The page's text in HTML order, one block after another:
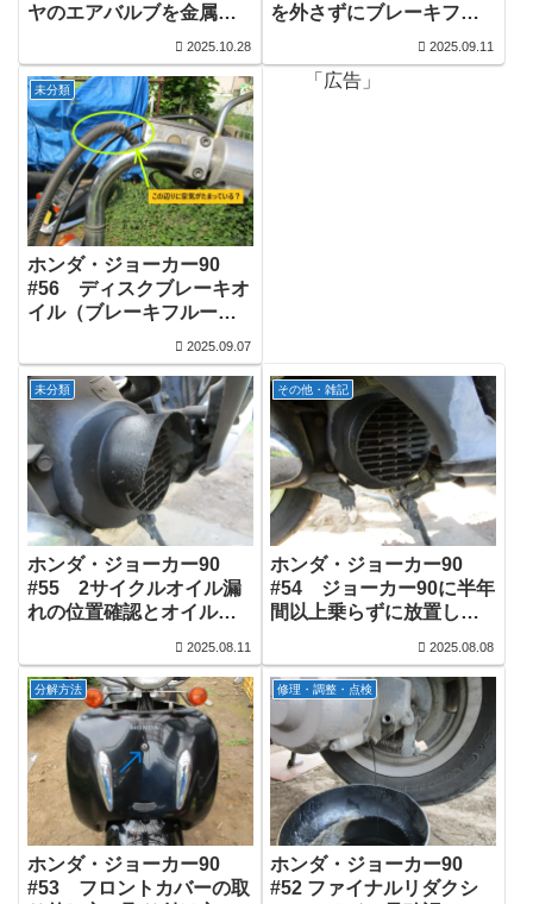
ヤのエアバルブを金属製
た。
2025.10.28
を外さずにブレーキフル
みた！
2025.09.11
未分類
ホンダ・ジョーカー90
#56 ディスクブレーキオ
イル（ブレーキフルー
じさん流）
2025.09.07
「広告」
未分類
ホンダ・ジョーカー90
#55 2サイクルオイル漏
れの位置確認とオイルレ
2025.08.11
その他・雑記
ホンダ・ジョーカー90
#54 ジョーカー90に半年
間以上乗らずに放置して
2025.08.08
分解方法
ホンダ・ジョーカー90
#53 フロントカバーの取
修理・調整・点検
ホンダ・ジョーカー90
#52 ファイナルリダクシ